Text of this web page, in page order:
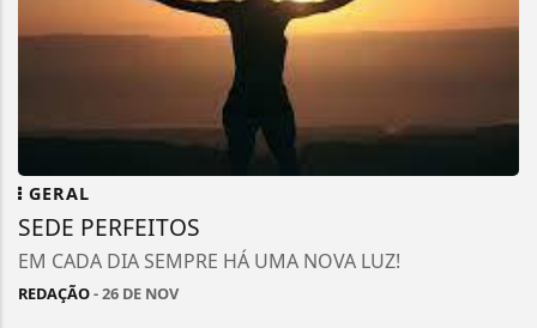
GERAL
SEDE PERFEITOS
EM CADA DIA SEMPRE HÁ UMA NOVA LUZ!
REDAÇÃO- 26 DE NOV